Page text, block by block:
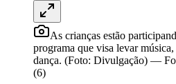
Panorama Econômico
Panorama Econômico
Para Sua Empresa
As crianças estão
programa que visa levar
dança. (Foto: Divulgação) —
(6)